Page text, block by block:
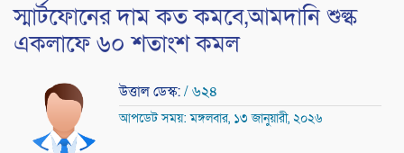
স্মার্টফোনের দাম কত কমবে,আমদানি শুল্ক
একলাফে ৬০ শতাংশ কমল
উত্তাল ডেস্ক:/ ৬২৪
আপডেট সময়: মঙ্গলবার, ১৩ জানুয়ারী, ২০২৬